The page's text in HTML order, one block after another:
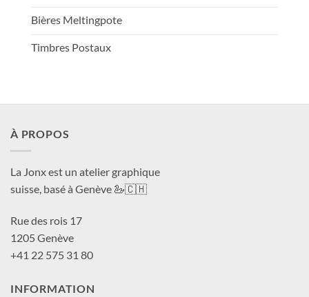
Bières Meltingpote
Timbres Postaux
À PROPOS
La Jonx est un atelier graphique
suisse, basé à Genève 🦢🇨🇭
Rue des rois 17
1205 Genève
+41 22 575 31 80
INFORMATION